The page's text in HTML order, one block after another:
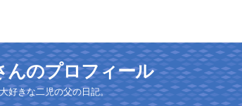
んのプロフィール
好きな二児の父の日記。